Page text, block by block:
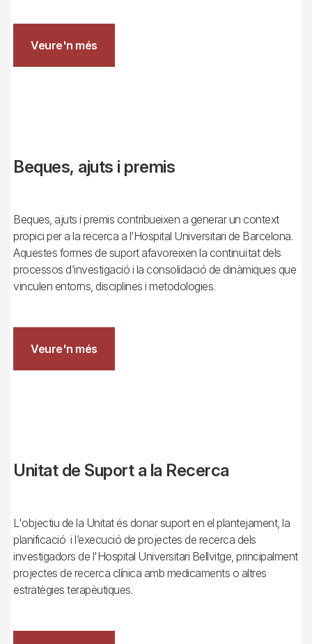
Veure'n més
Beques, ajuts i premis
Beques, ajuts i premis contribueixen a generar un context
propici per a la recerca a l’Hospital Universitari de Barcelona.
Aquestes formes de suport afavoreixen la continuïtat dels
processos d’investigació i la consolidació de dinàmiques que
vinculen entorns, disciplines i metodologies.
Veure'n més
Unitat de Suport a la Recerca
L'objectiu de la Unitat és donar suport en el plantejament, la
planificació i l’execució de projectes de recerca dels
investigadors de l'Hospital Universitari Bellvitge, principalment
projectes de recerca clínica amb medicaments o altres
estratègies terapèutiques.